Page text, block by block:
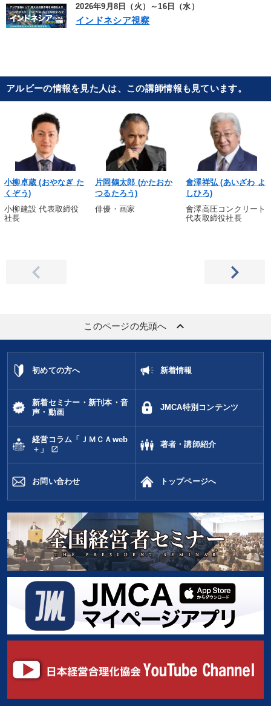
2026年9月8日（火）～16日（水）
インドネシア視察
アルビーの情報を見た人は、この講師情報も見ています。
小柳卓蔵 (おやなぎ た
くぞう)
小柳建設 代表取締役
社長
片岡鶴太郎 (かたおか
つるたろう)
俳優・画家
會澤祥弘 (あいざわ よ
しひろ)
會澤高圧コンクリート
代表取締役社長
このページの先頭へ keyboard_arrow_up
初めての方へ 新着情報
新着セミナー・新刊本・音
声・動画
JMCA特別コンテンツ
経営コラム「ＪＭＣＡweb
＋」
open_in_new
著者・講師紹介
お問い合わせ トップページへ